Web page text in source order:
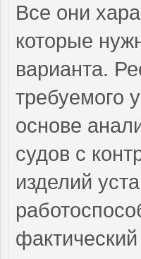
Все они
которые
варианта.
требуемого
основе
судов с
изделий